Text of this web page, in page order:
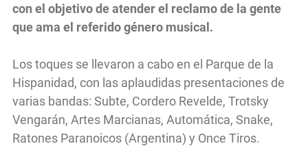
con el objetivo de atender el reclamo de la gente
que ama el referido género musical.
Los toques se llevaron a cabo en el Parque de la
Hispanidad, con las aplaudidas presentaciones de
varias bandas: Subte, Cordero Revelde, Trotsky
Vengarán, Artes Marcianas, Automática, Snake,
Ratones Paranoicos (Argentina) y Once Tiros.